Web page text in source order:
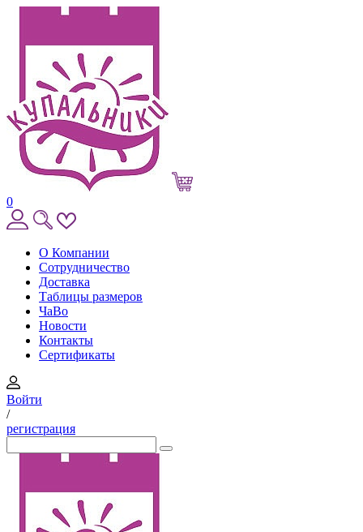
0
О Компании
Сотрудничество
Доставка
Таблицы размеров
ЧаВо
Новости
Контакты
Сертификаты
Войти
/
регистрация